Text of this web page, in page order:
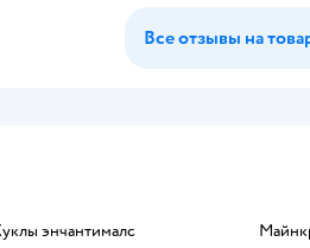
Все отзывы на
Куклы энчантималс